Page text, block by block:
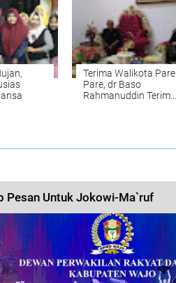
Terima Walikota Pare
Pare, dr Baso
Rahmanuddin Terima
Pesan Untuk Jokowi-Ma`ruf